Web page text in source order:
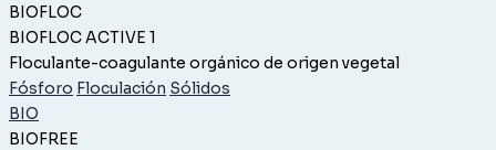
BIOFLOC
BIOFLOC ACTIVE 1
Floculante-coagulante orgánico de origen vegetal
Fósforo Floculación Sólidos
BIO
BIOFREE